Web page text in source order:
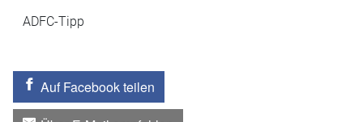
ADFC-Tipp
Auf Facebook teilen